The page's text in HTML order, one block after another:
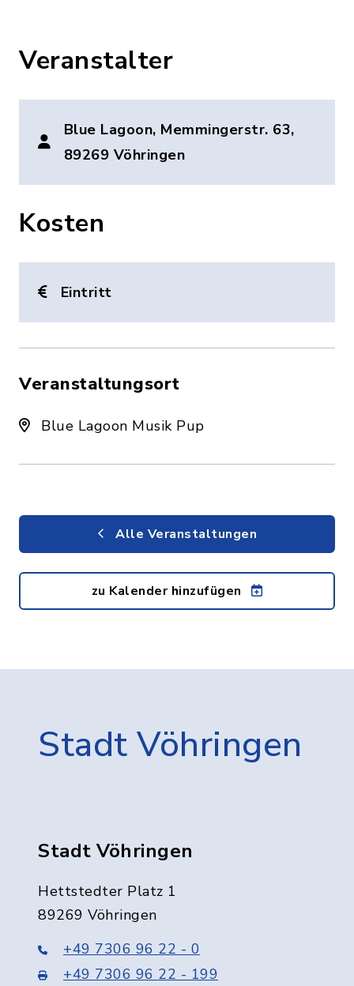
Veranstalter
Blue Lagoon, Memmingerstr. 63,
89269 Vöhringen
Kosten
Eintritt
Veranstaltungsort
Blue Lagoon Musik Pup
Alle Veranstaltungen
zu Kalender hinzufügen
Stadt Vöhringen
Stadt Vöhringen
Hettstedter Platz 1
89269 Vöhringen
+49 7306 96 22 - 0
+49 7306 96 22 - 199